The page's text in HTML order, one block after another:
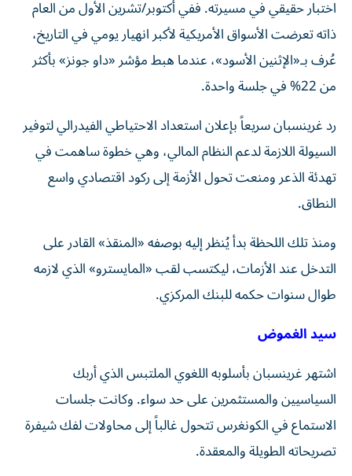
اختبار حقيقي في مسيرته. ففي أكتوبر/تشرين الأول من العام
ذاته تعرضت الأسواق الأمريكية لأكبر انهيار يومي في التاريخ،
عُرف بـ«الإثنين الأسود»، عندما هبط مؤشر «داو جونز» بأكثر
من 22% في جلسة واحدة.
رد غرينسبان سريعاً بإعلان استعداد الاحتياطي الفيدرالي لتوفير
السيولة اللازمة لدعم النظام المالي، وهي خطوة ساهمت في
تهدئة الذعر ومنعت تحول الأزمة إلى ركود اقتصادي واسع
النطاق.
ومنذ تلك اللحظة بدأ يُنظر إليه بوصفه «المنقذ» القادر على
التدخل عند الأزمات، ليكتسب لقب «المايسترو» الذي لازمه
طوال سنوات حكمه للبنك المركزي.
سيد الغموض
اشتهر غرينسبان بأسلوبه اللغوي الملتبس الذي أربك
السياسيين والمستثمرين على حد سواء. وكانت جلسات
الاستماع في الكونغرس تتحول غالباً إلى محاولات لفك شيفرة
تصريحاته الطويلة والمعقدة.